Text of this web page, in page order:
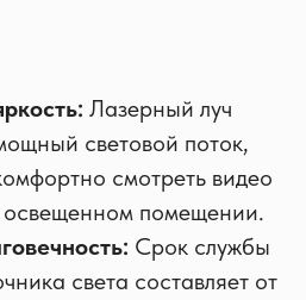
Лазерный луч
световой поток,
смотреть видео
помещении.
Срок службы
света составляет от